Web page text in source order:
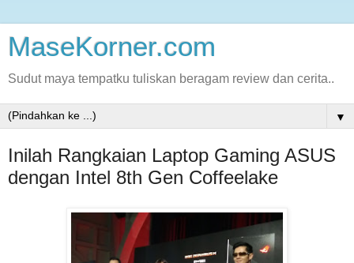
MaseKorner.com
Sudut maya tempatku tuliskan beragam review dan cerita..
▼
Inilah Rangkaian Laptop Gaming ASUS
dengan Intel 8th Gen Coffeelake